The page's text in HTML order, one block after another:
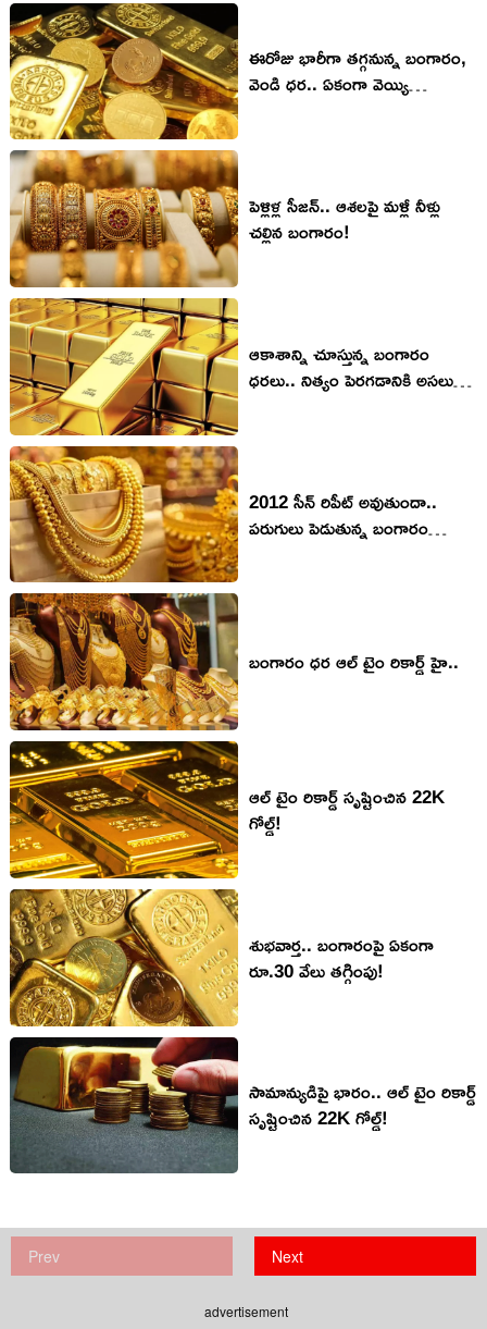
ఈరోజు భారీగా తగ్గనున్న బంగారం,
వెండి ధర.. ఏకంగా వెయ్యి
పెళ్లిళ్ల సీజన్.. ఆశలపై మళ్లీ నీళ్లు
చల్లిన బంగారం!
ఆకాశాన్ని చూస్తున్న బంగారం
ధరలు.. నిత్యం పెరగడానికి అసలు
2012 సీన్ రిపీట్ అవుతుందా..
పరుగులు పెడుతున్న బంగారం
బంగారం ధర ఆల్ టైం రికార్డ్ హై..
ఆల్ టైం రికార్డ్ సృష్టించిన 22K
గోల్డ్!
శుభవార్త.. బంగారంపై ఏకంగా
రూ.30 వేలు తగ్గింపు!
సామాన్యుడిపై భారం.. ఆల్ టైం రికార్డ్
సృష్టించిన 22K గోల్డ్!
Prev Next
advertisement